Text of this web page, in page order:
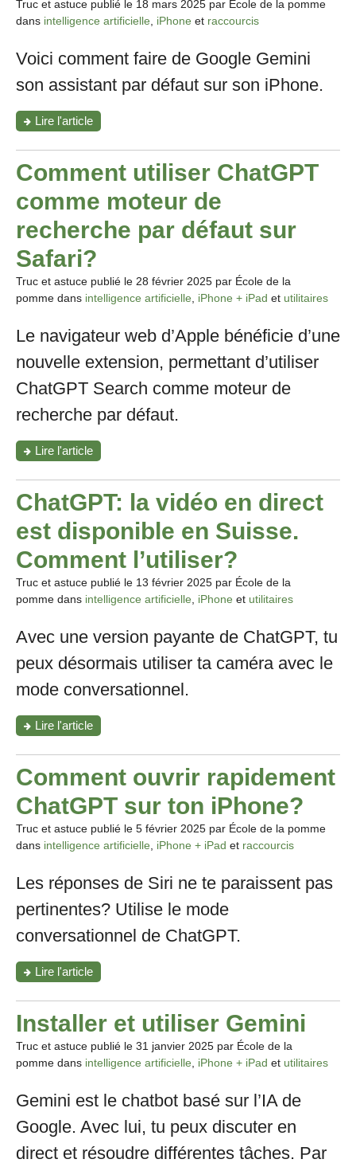
Truc et astuce publié le 18 mars 2025 par École de la pomme
dans intelligence artificielle iPhone et raccourcis
Voici comment faire de Google Gemini
son assistant par défaut sur son iPhone.
Lire l'article"Comment
remplacer
Siri
Gemini
mon
iPhone?"
Comment utiliser ChatGPT
comme moteur de
recherche par défaut sur
Safari?
Truc et astuce publié le 28 février 2025 par École de la
pomme dans intelligence artificielle iPhone + iPad et utilitaires
Le navigateur web d’Apple bénéficie d’une
nouvelle extension, permettant d’utiliser
ChatGPT Search comme moteur de
recherche par défaut.
Lire l'article"Comment
utiliser
ChatGPT
comme
moteur
recherche
défaut
sur
Safari?"
ChatGPT: la vidéo en direct
est disponible en Suisse.
Comment l’utiliser?
Truc et astuce publié le 13 février 2025 par École de la
pomme dans intelligence artificielle iPhone et utilitaires
Avec une version payante de ChatGPT, tu
peux désormais utiliser ta caméra avec le
mode conversationnel.
Lire l'article"ChatGPT:
la
vidéo
direct
est
disponible
en
Suisse.
Comment
Comment ouvrir rapidement
ChatGPT sur ton iPhone?
Truc et astuce publié le 5 février 2025 par École de la pomme
dans intelligence artificielle iPhone + iPad et raccourcis
Les réponses de Siri ne te paraissent pas
pertinentes? Utilise le mode
conversationnel de ChatGPT.
Lire l'article"Comment
ouvrir
rapidement
ChatGPT
sur
ton
iPhone?"
Installer et utiliser Gemini
Truc et astuce publié le 31 janvier 2025 par École de la
pomme dans intelligence artificielle iPhone + iPad et utilitaires
Gemini est le chatbot basé sur l’IA de
Google. Avec lui, tu peux discuter en
direct et résoudre différentes tâches. Par